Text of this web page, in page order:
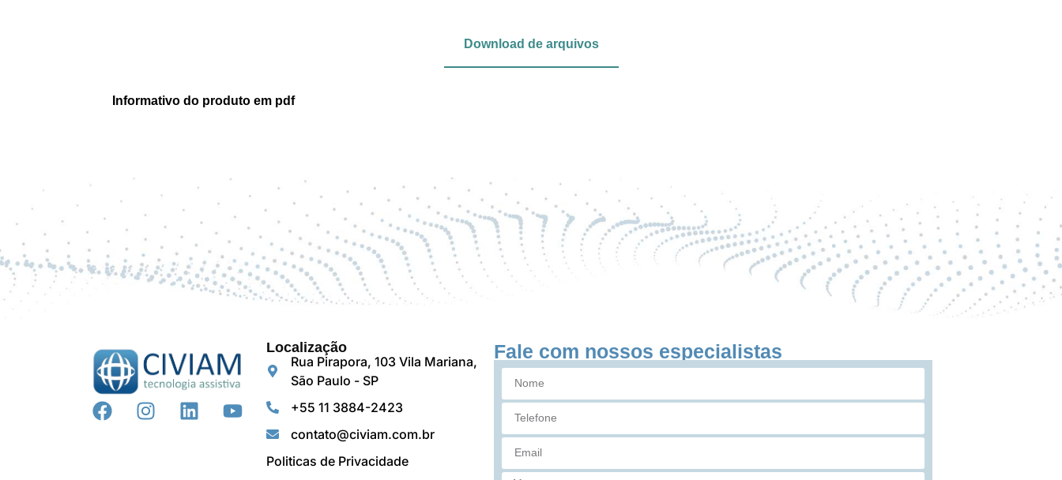
Download de arquivos
Informativo do produto em pdf
Localização
Rua Pirapora, 103 Vila Mariana,
São Paulo - SP
+55 11 3884-2423
contato@civiam.com.br
Politicas de Privacidade
Fale com nossos especialistas